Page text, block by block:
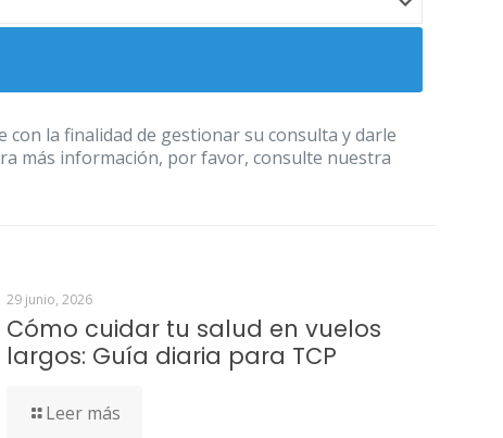
con la finalidad de gestionar su consulta y darle
más información, por favor, consulte nuestra
29 junio, 2026
Cómo cuidar tu salud en vuelos
largos: Guía diaria para TCP
Leer más